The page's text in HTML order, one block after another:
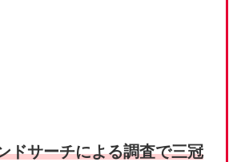
ドサーチによる調査で三冠